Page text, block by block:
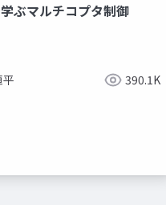
ぶマルチコプタ制御
390.1K